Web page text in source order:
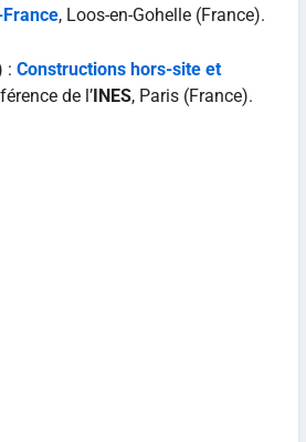
, Loos-en-Gohelle (France).
: Constructions hors-site et
de l’INES, Paris (France).